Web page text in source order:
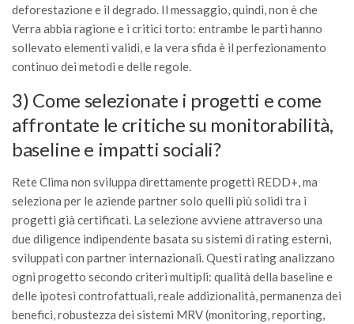
SISEF@Facebook
@SISEF Tweets
SISEF Publishing
Redazione SISEF.ORG
Credits
deforestazione e il degrado. Il messaggio, quindi, non è che
Verra abbia ragione e i critici torto: entrambe le parti hanno
sollevato elementi validi, e la vera sfida è il perfezionamento
continuo dei metodi e delle regole.
3) Come selezionate i progetti e come
affrontate le critiche su monitorabilità,
baseline e impatti sociali?
Rete Clima non sviluppa direttamente progetti REDD+, ma
seleziona per le aziende partner solo quelli più solidi tra i
progetti già certificati. La selezione avviene attraverso una
due diligence indipendente basata su sistemi di rating esterni,
sviluppati con partner internazionali. Questi rating analizzano
ogni progetto secondo criteri multipli: qualità della baseline e
delle ipotesi controfattuali, reale addizionalità, permanenza dei
benefici, robustezza dei sistemi MRV (monitoring, reporting,